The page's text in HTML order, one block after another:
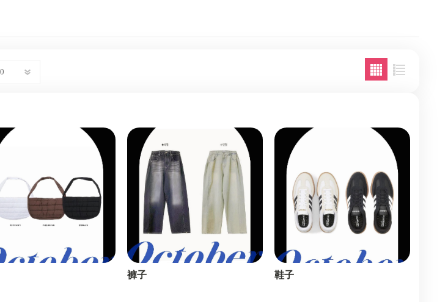
褲子 鞋子